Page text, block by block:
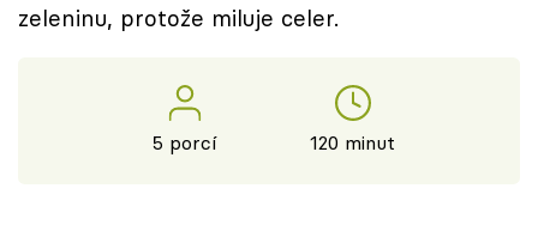
zeleninu, protože miluje celer.
5 porcí 120 minut